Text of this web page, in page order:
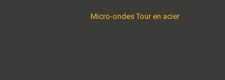
Micro-ondes Tour en acier